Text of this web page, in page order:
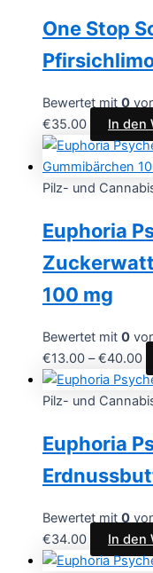
One Stop
Bewertet mit 0
€35.00 In den
Pilz- und
Euphoria
100 mg
Bewertet mit 0
€13.00 –€40.00
Pilz- und
Euphoria
Bewertet mit 0
€34.00 In den